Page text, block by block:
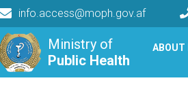
Ministry of
Public Health
info.access@moph.gov.af
Main navigation
Public Health
ABOUT